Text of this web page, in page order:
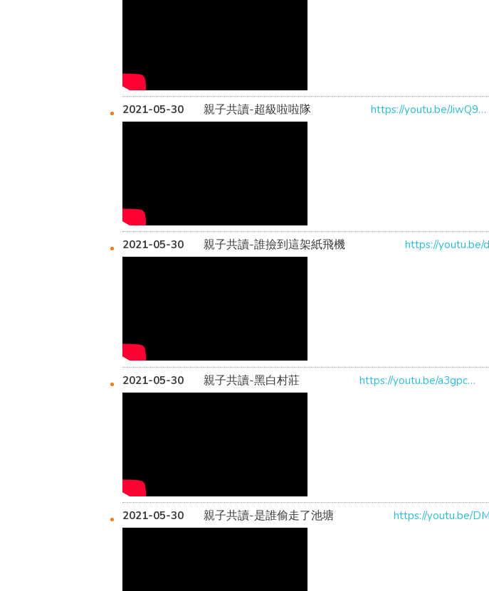
2021-05-30 親子共讀-超級啦啦隊 https://youtu.be/JiwQ9ZV3Ngk
2021-05-30 親子共讀-誰撿到這架紙飛機
2021-05-30 親子共讀-黑白村莊 https://youtu.be/a3gpc9PECvU
2021-05-30 親子共讀-是誰偷走了池塘